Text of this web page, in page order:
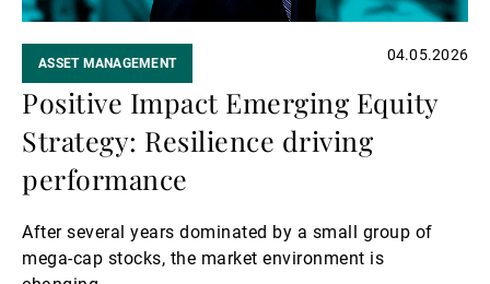
ASSET MANAGEMENT 04.05.2026
Positive Impact Emerging Equity
Strategy: Resilience driving
performance
After several years dominated by a small group of
mega-cap stocks, the market environment is